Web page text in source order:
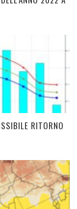
RITORNO